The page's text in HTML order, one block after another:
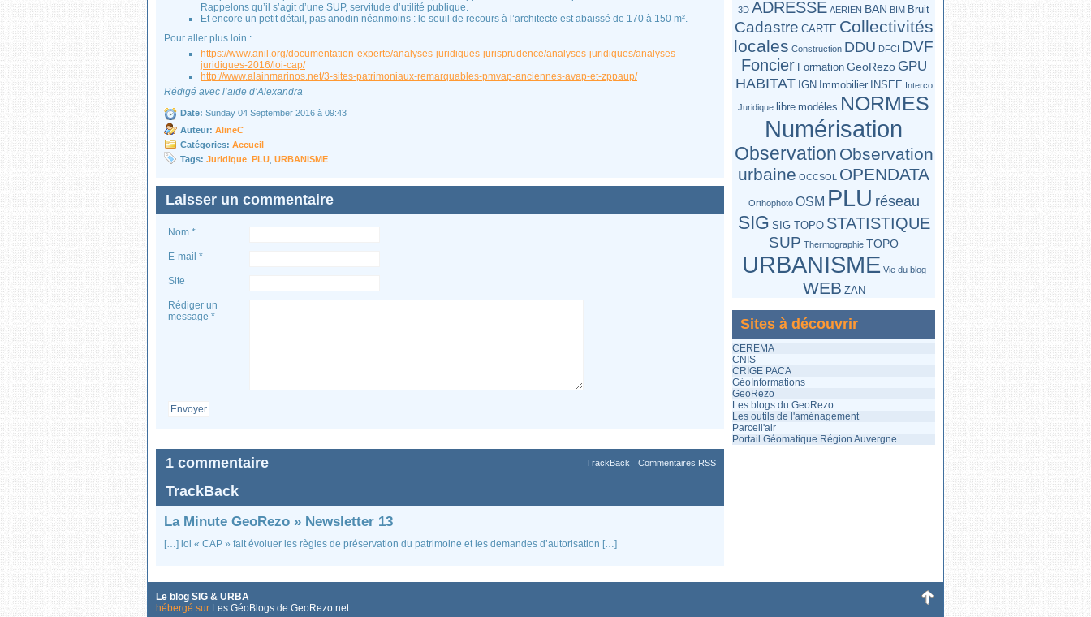
3D ADRESSE AERIEN BAN BIM Bruit
Cadastre CARTE Collectivités
locales Construction DDU DFCI DVF
Foncier Formation GeoRezo GPU
HABITAT IGN Immobilier INSEE Interco
Juridique libre modéles NORMES
Numérisation
Observation Observation
urbaine OCCSOL OPENDATA
Orthophoto OSM PLU réseau
SIG SIG TOPO STATISTIQUE
SUP Thermographie TOPO
URBANISME Vie du blog
WEB ZAN
Sites à découvrir
CEREMA
CNIS
CRIGE PACA
GéoInformations
GeoRezo
Les blogs du GeoRezo
Les outils de l'aménagement
Parcell'air
Portail Géomatique Région Auvergne
Rappelons qu’il s’agit d’une SUP, servitude d’utilité publique.
Et encore un petit détail, pas anodin néanmoins : le seuil de recours à l’architecte est abaissé de 170 à 150 m².
Pour aller plus loin :
https://www.anil.org/documentation-experte/analyses-juridiques-jurisprudence/analyses-juridiques/analyses-
juridiques-2016/loi-cap/
http://www.alainmarinos.net/3-sites-patrimoniaux-remarquables-pmvap-anciennes-avap-et-zppaup/
Rédigé avec l’aide d’Alexandra
Date: Sunday 04 September 2016 à 09:43
Auteur: AlineC
Catégories: Accueil
Tags: Juridique PLU URBANISME
Laisser un commentaire
Nom *
E-mail *
Site
Rédiger un
message *
Envoyer
Commentaires RSS
TrackBack
1 commentaire
TrackBack
La Minute GeoRezo » Newsletter 13
[…] loi « CAP » fait évoluer les règles de préservation du patrimoine et les demandes d’autorisation […]
Le blog SIG & URBA
hébergé sur Les GéoBlogs de GeoRezo.net.